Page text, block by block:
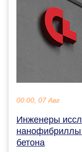
00:00, 07 Авг
Инженеры
нанофибриллы
бетона